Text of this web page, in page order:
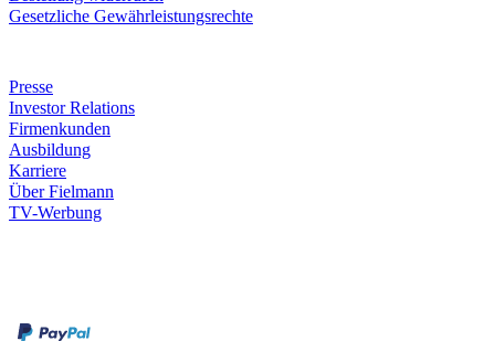
Gesetzliche Gewährleistungsrechte
Presse
Investor Relations
Firmenkunden
Ausbildung
Karriere
Über Fielmann
TV-Werbung